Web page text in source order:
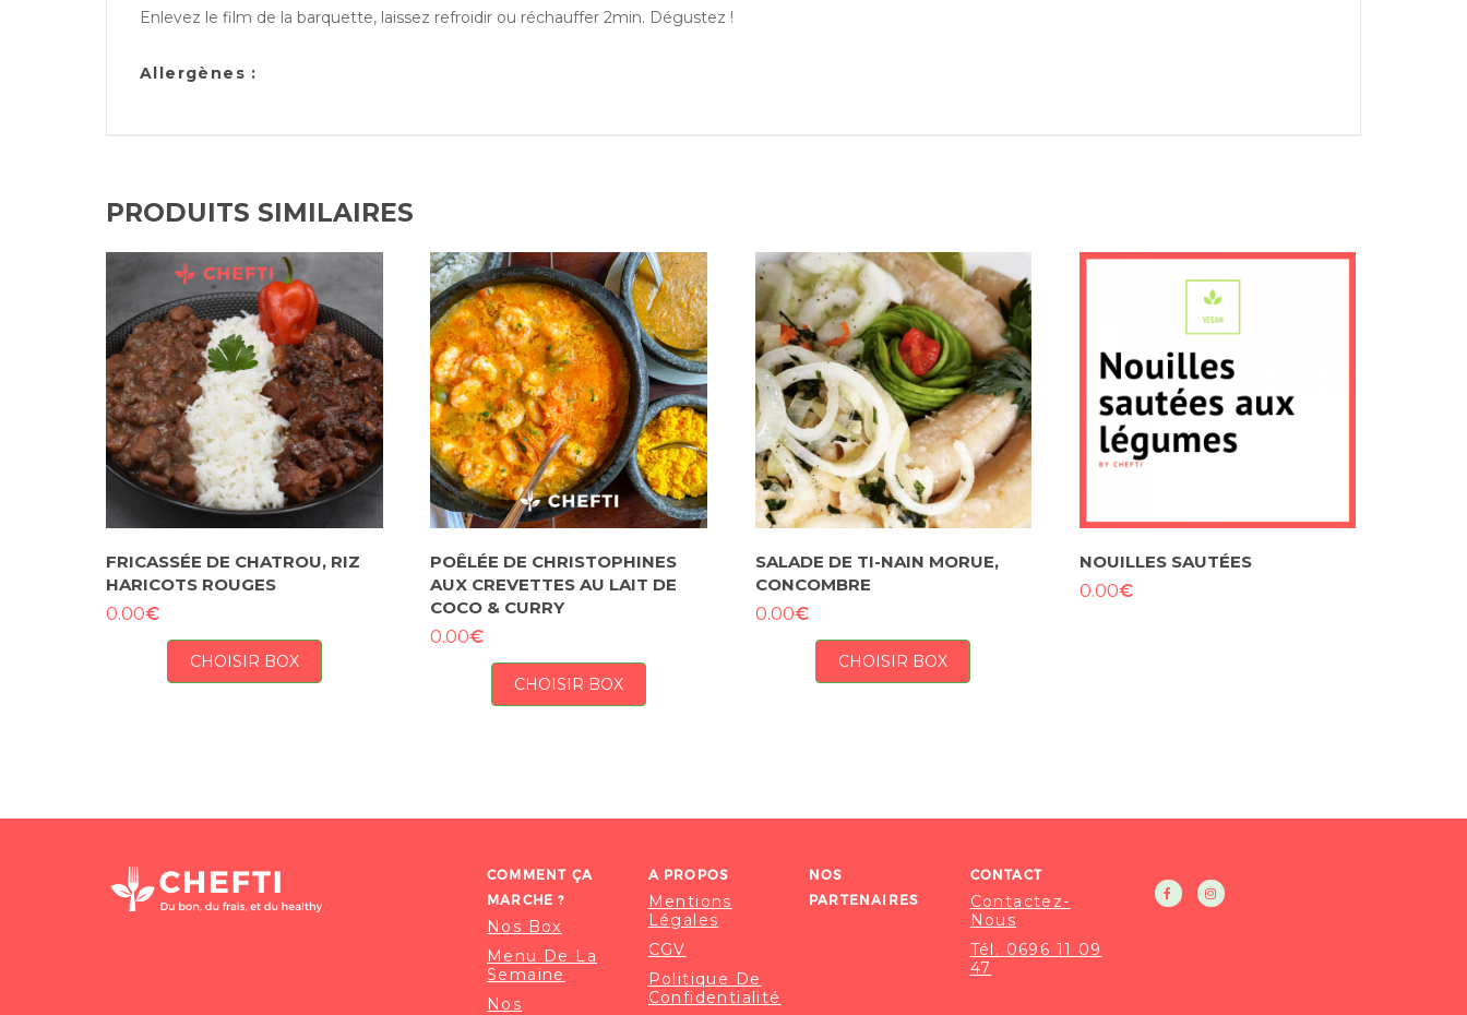
Enlevez le film de la barquette, laissez refroidir ou réchauffer 2min. Dégustez !
Allergènes :
PRODUITS SIMILAIRES
FRICASSÉE DE CHATROU, RIZ
HARICOTS ROUGES
0.00€
CHOISIR BOX
POÊLÉE DE CHRISTOPHINES
AUX CREVETTES AU LAIT DE
COCO & CURRY
0.00€
CHOISIR BOX
SALADE DE TI-NAIN MORUE,
CONCOMBRE
0.00€
CHOISIR BOX
NOUILLES SAUTÉES
0.00€
COMMENT ÇA
MARCHE ?
Nos Box
Menu De La
Semaine
Nos
A PROPOS
Mentions
Légales
CGV
Politique De
Confidentialité
NOS
PARTENAIRES
CONTACT
Contactez-
Nous
Tél. 0696 11 09
47